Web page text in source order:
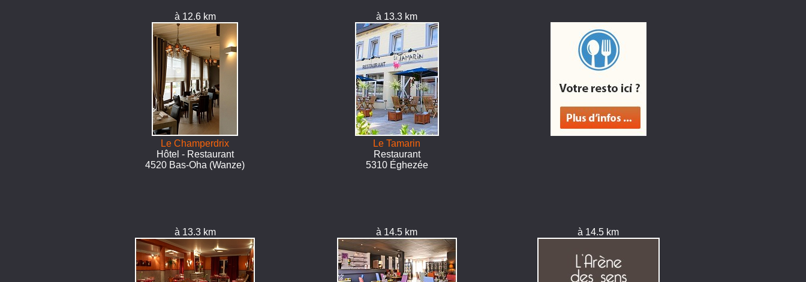
à 12.6 km
Le Champerdrix
Hôtel - Restaurant
4520 Bas-Oha (Wanze)
à 13.3 km
Le Tamarin
Restaurant
5310 Éghezée
à 13.3 km à 14.5 km à 14.5 km